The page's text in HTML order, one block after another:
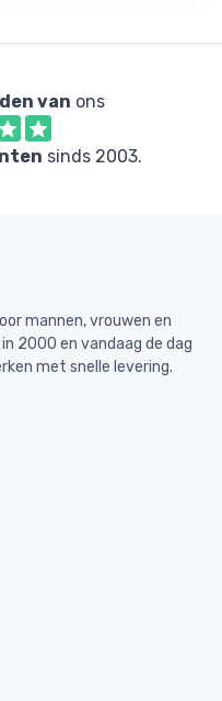
van ons
sinds 2003.
mannen, vrouwen en
2000 en vandaag de dag
met snelle levering.